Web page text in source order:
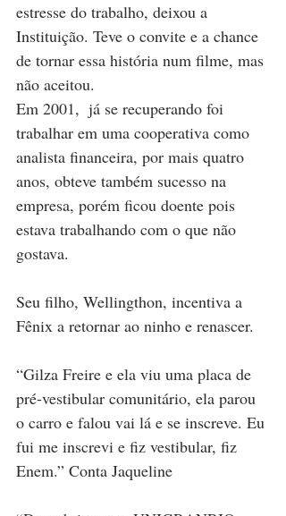
estresse do trabalho, deixou a
Instituição. Teve o convite e a chance
de tornar essa história num filme, mas
não aceitou.
Em 2001,  já se recuperando foi
trabalhar em uma cooperativa como
analista financeira, por mais quatro
anos, obteve também sucesso na
empresa, porém ficou doente pois
estava trabalhando com o que não
gostava.
Seu filho, Wellingthon, incentiva a
Fênix a retornar ao ninho e renascer.
“Gilza Freire e ela viu uma placa de
pré-vestibular comunitário, ela parou
o carro e falou vai lá e se inscreve. Eu
fui me inscrevi e fiz vestibular, fiz
Enem.” Conta Jaqueline